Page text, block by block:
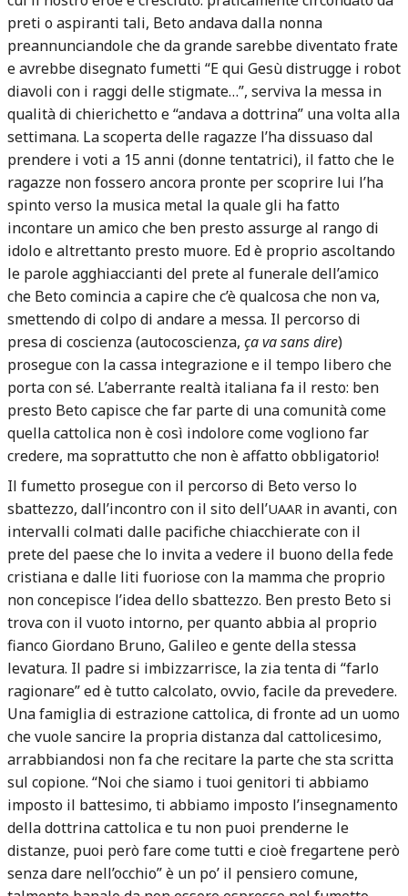
preti o aspiranti tali, Beto andava dalla nonna
preannunciandole che da grande sarebbe diventato frate
e avrebbe disegnato fumetti “E qui Gesù distrugge i robot
diavoli con i raggi delle stigmate…”, serviva la messa in
qualità di chierichetto e “andava a dottrina” una volta alla
settimana. La scoperta delle ragazze l’ha dissuaso dal
prendere i voti a 15 anni (donne tentatrici), il fatto che le
ragazze non fossero ancora pronte per scoprire lui l’ha
spinto verso la musica metal la quale gli ha fatto
incontare un amico che ben presto assurge al rango di
idolo e altrettanto presto muore. Ed è proprio ascoltando
le parole agghiaccianti del prete al funerale dell’amico
che Beto comincia a capire che c’è qualcosa che non va,
smettendo di colpo di andare a messa. Il percorso di
presa di coscienza (autocoscienza, ça va sans dire)
prosegue con la cassa integrazione e il tempo libero che
porta con sé. L’aberrante realtà italiana fa il resto: ben
presto Beto capisce che far parte di una comunità come
quella cattolica non è così indolore come vogliono far
credere, ma soprattutto che non è affatto obbligatorio!
Il fumetto prosegue con il percorso di Beto verso lo
sbattezzo, dall’incontro con il sito dell’UAAR in avanti, con
intervalli colmati dalle pacifiche chiacchierate con il
prete del paese che lo invita a vedere il buono della fede
cristiana e dalle liti fuoriose con la mamma che proprio
non concepisce l’idea dello sbattezzo. Ben presto Beto si
trova con il vuoto intorno, per quanto abbia al proprio
fianco Giordano Bruno, Galileo e gente della stessa
levatura. Il padre si imbizzarrisce, la zia tenta di “farlo
ragionare” ed è tutto calcolato, ovvio, facile da prevedere.
Una famiglia di estrazione cattolica, di fronte ad un uomo
che vuole sancire la propria distanza dal cattolicesimo,
arrabbiandosi non fa che recitare la parte che sta scritta
sul copione. “Noi che siamo i tuoi genitori ti abbiamo
imposto il battesimo, ti abbiamo imposto l’insegnamento
della dottrina cattolica e tu non puoi prenderne le
distanze, puoi però fare come tutti e cioè fregartene però
senza dare nell’occhio” è un po’ il pensiero comune,